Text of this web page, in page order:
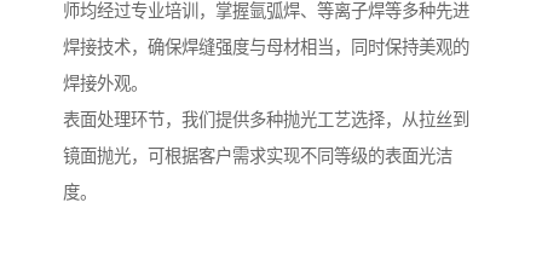
师均经过专业培训，掌握氩弧焊、等离子焊等多种先进
焊接技术，确保焊缝强度与母材相当，同时保持美观的
焊接外观。
表面处理环节，我们提供多种抛光工艺选择，从拉丝到
镜面抛光，可根据客户需求实现不同等级的表面光洁
度。